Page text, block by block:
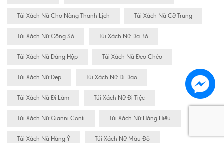
Túi Xách Nữ Cho Nàng Thanh Lịch Túi Xách Nữ Cỡ Trung
Túi Xách Nữ Công Sở Túi Xách Nữ Da Bò
Túi Xách Nữ Dáng Hộp Túi Xách Nữ Đeo Chéo
Túi Xách Nữ Đẹp Túi Xách Nữ Đi Dạo
Túi Xách Nữ Đi Làm Túi Xách Nữ Đi Tiệc
Túi Xách Nữ Gianni Conti Túi Xách Nữ Hàng Hiệu
Túi Xách Nữ Hàng Ý Túi Xách Nữ Màu Đỏ